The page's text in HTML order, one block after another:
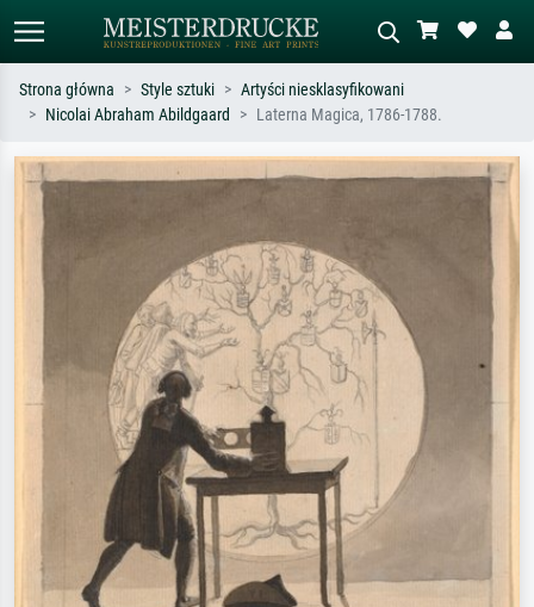
Szukaj wg artysty, tytułu lub stylu – np.
impresjonizm, fala Hokusaia, akt.
Opisz scenę – np. zielona łąka,
Strona główna Style sztuki
Artyści niesklasyfikowani
Nicolai Abraham Abildgaard
Laterna Magica, 1786-1788.